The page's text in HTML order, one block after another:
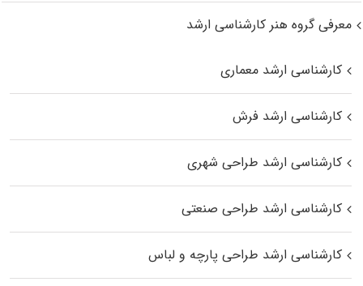
معرفی گروه هنر کارشناسی ارشد
کارشناسی ارشد معماری
کارشناسی ارشد فرش
کارشناسی ارشد طراحی شهری
کارشناسی ارشد طراحی صنعتی
کارشناسی ارشد طراحی پارچه و لباس